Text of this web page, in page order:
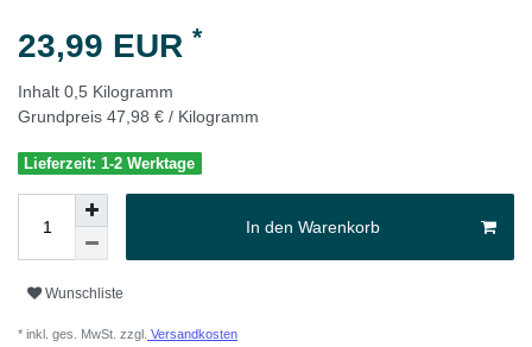
23,99 EUR *
Inhalt 0,5 Kilogramm
Grundpreis 47,98 € / Kilogramm
Lieferzeit: 1-2 Werktage
In den Warenkorb
Wunschliste
* inkl. ges. MwSt. zzgl. Versandkosten